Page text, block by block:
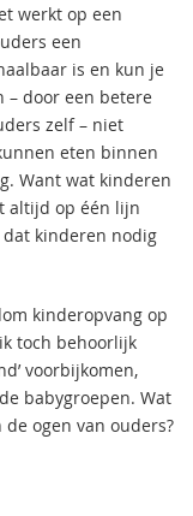
werkt op een
een
is en kun je
– door een betere
zelf – niet
eten binnen
Want wat kinderen
altijd op één lijn
kinderen nodig
kinderopvang op
toch behoorlijk
voorbijkomen,
babygroepen. Wat
ogen van ouders?